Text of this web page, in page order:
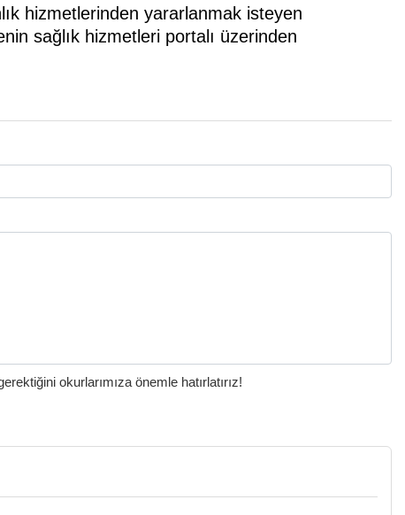
hizmetlerinden yararlanmak isteyen
sağlık hizmetleri portalı üzerinden
okurlarımıza önemle hatırlatırız!